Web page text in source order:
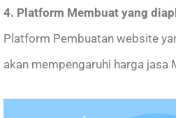
4. Platform Membuat yang
Platform Pembuatan website
akan mempengaruhi harga jasa